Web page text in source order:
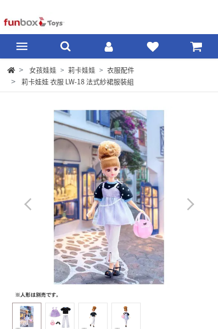
女孩娃娃 莉卡娃娃
衣服配件
莉卡娃娃 衣服 LW-18 法式紗裙服裝組